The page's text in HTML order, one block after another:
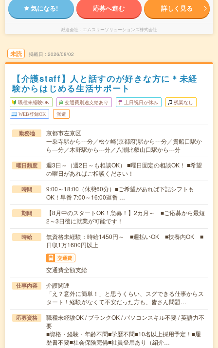
気になる! 応募へ進む 詳しく見る
派遣会社 エムスリーソリューションズ株式会社
未読 掲載日 2026/08/02
【介護staff】人と話すのが好きな方に＊未経
験からはじめる生活サポート
職種未経験OK 交通費別途支給あり 土日祝日が休み 残業なし
WEB登録OK 派遣
勤務地
京都市左京区
一乗寺駅から---分／松ケ崎(京都府)駅から---分／貴船口駅か
ら---分／木野駅から---分／八瀬比叡山口駅から---分
曜日頻度
週3日～（週2日～も相談OK） ■曜日固定の相談OK！ ■希望
の曜日があればご相談ください！
時間
9:00～18:00（休憩60分）■ご希望があれば下記シフトも
OK！早番 7:00～16:00遅番 …
期間
【8月中のスタートOK！急募！】2カ月～ ■ご応募から最短
2～3日後に就業が可能です！
時給
無資格未経験：時給1450円～ ■週払いOK ■扶養内OK ■
日収1万1600円以上
交通費
交通費全額支給
仕事内容
介護関連
「え？意外に簡単！」と思うくらい、スグできる仕事からス
タート！経験がなくて不安だった方も、皆さん問題…
応募資格
職種未経験OK / ブランクOK / パソコンスキル不要 / 英語力不
要
■資格・経験・年齢不問■学歴不問■10名以上採用予定！■履
歴書不要■社会保険完備■社員登用あり（紹介…